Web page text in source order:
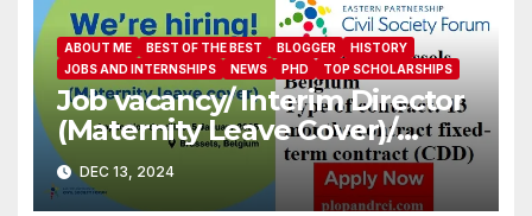
ABOUT ME BEST OF THE BEST BLOGGER
HISTORY
JOBS AND INTERNSHIPS
NEWS PHD TOP SCHOLARSHIPS
Job vacancy/ Interim Director
(Maternity Leave Cover)/
Eastern Partnership Civil
Society Forum
DEC 13, 2024